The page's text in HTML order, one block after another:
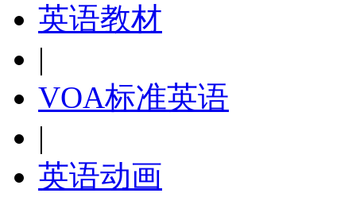
英语教材
|
VOA标准英语
|
英语动画